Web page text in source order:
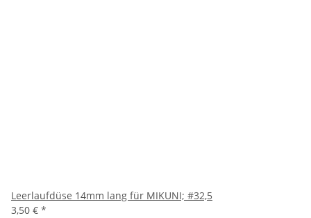
Leerlaufdüse 14mm lang für MIKUNI; #32,5
3,50 € *